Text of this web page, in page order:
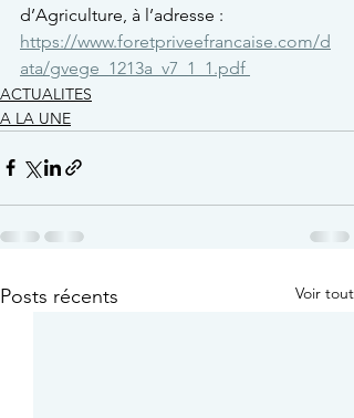
d’Agriculture, à l’adresse :
https://www.foretpriveefrancaise.com/d
ata/gvege_1213a_v7_1_1.pdf
ACTUALITES
A LA UNE
Posts récents Voir tout